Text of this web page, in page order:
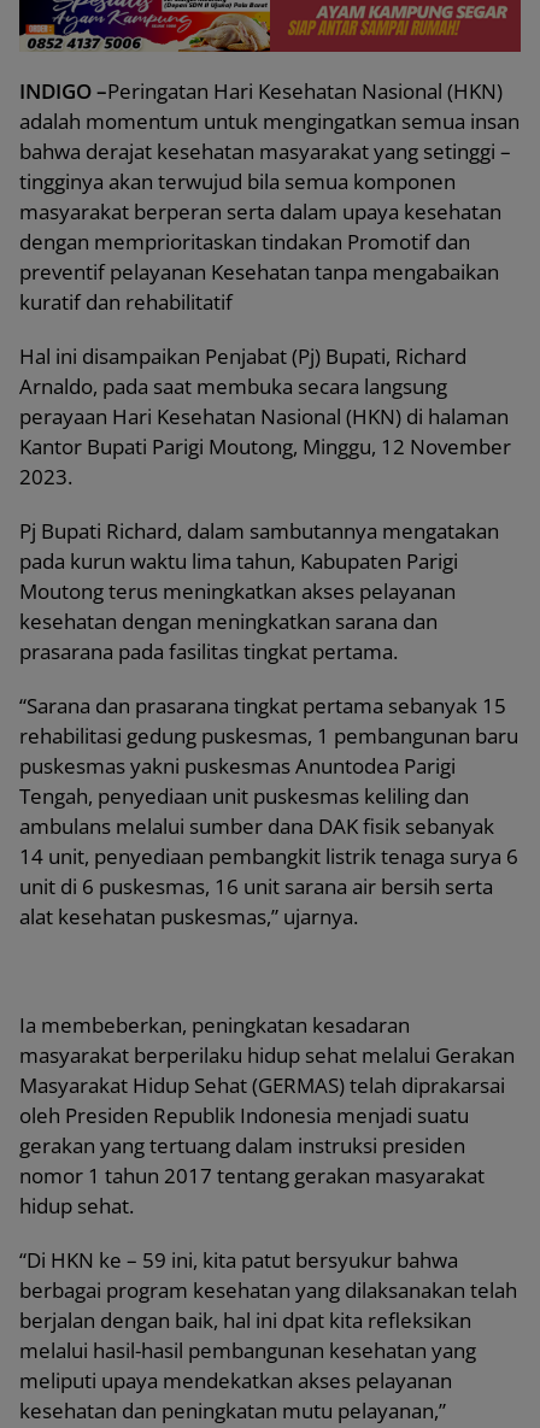
INDIGO –Peringatan Hari Kesehatan Nasional (HKN)
adalah momentum untuk mengingatkan semua insan
bahwa derajat kesehatan masyarakat yang setinggi –
tingginya akan terwujud bila semua komponen
masyarakat berperan serta dalam upaya kesehatan
dengan memprioritaskan tindakan Promotif dan
preventif pelayanan Kesehatan tanpa mengabaikan
kuratif dan rehabilitatif
Hal ini disampaikan Penjabat (Pj) Bupati, Richard
Arnaldo, pada saat membuka secara langsung
perayaan Hari Kesehatan Nasional (HKN) di halaman
Kantor Bupati Parigi Moutong, Minggu, 12 November
2023.
Pj Bupati Richard, dalam sambutannya mengatakan
pada kurun waktu lima tahun, Kabupaten Parigi
Moutong terus meningkatkan akses pelayanan
kesehatan dengan meningkatkan sarana dan
prasarana pada fasilitas tingkat pertama.
“Sarana dan prasarana tingkat pertama sebanyak 15
rehabilitasi gedung puskesmas, 1 pembangunan baru
puskesmas yakni puskesmas Anuntodea Parigi
Tengah, penyediaan unit puskesmas keliling dan
ambulans melalui sumber dana DAK fisik sebanyak
14 unit, penyediaan pembangkit listrik tenaga surya 6
unit di 6 puskesmas, 16 unit sarana air bersih serta
alat kesehatan puskesmas,” ujarnya.
Ia membeberkan, peningkatan kesadaran
masyarakat berperilaku hidup sehat melalui Gerakan
Masyarakat Hidup Sehat (GERMAS) telah diprakarsai
oleh Presiden Republik Indonesia menjadi suatu
gerakan yang tertuang dalam instruksi presiden
nomor 1 tahun 2017 tentang gerakan masyarakat
hidup sehat.
“Di HKN ke – 59 ini, kita patut bersyukur bahwa
berbagai program kesehatan yang dilaksanakan telah
berjalan dengan baik, hal ini dpat kita refleksikan
melalui hasil-hasil pembangunan kesehatan yang
meliputi upaya mendekatkan akses pelayanan
kesehatan dan peningkatan mutu pelayanan,”